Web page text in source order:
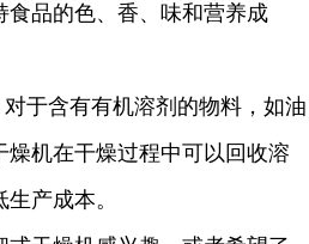
食品的色、香、味和营养成
于含有有机溶剂的物料，如油
机在干燥过程中可以回收溶
产成本。